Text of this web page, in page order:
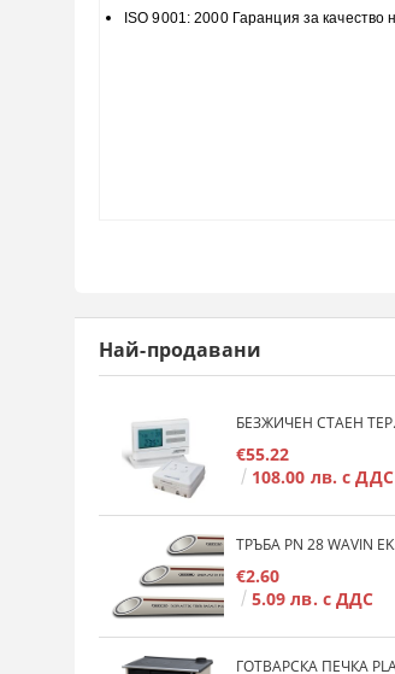
ISO 9001: 2000 Гаранция за качество
Най-продавани
€55.22
108.00 лв. с ДДС
ТРЪБА
€2.60
5.09 лв. с ДДС